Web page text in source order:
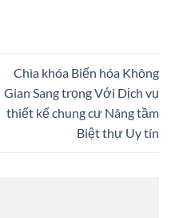
Chìa khóa Biến hóa Không
Gian Sang trọng Với Dịch vụ
thiết kế chung cư Nâng tầm
Biệt thự Uy tín